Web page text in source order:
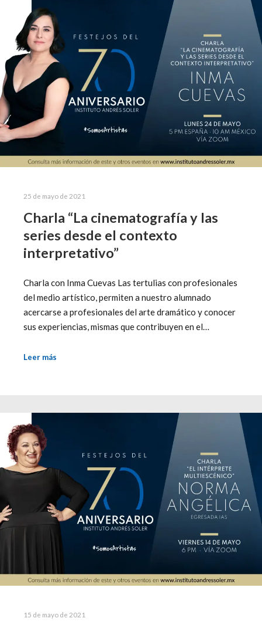
25 de mayo de 2021
Charla “La cinematografía y las
series desde el contexto
interpretativo”
Charla con Inma Cuevas Las tertulias con profesionales
del medio artístico, permiten a nuestro alumnado
acercarse a profesionales del arte dramático y conocer
sus experiencias, mismas que contribuyen en el…
Leer más
15 de mayo de 2021